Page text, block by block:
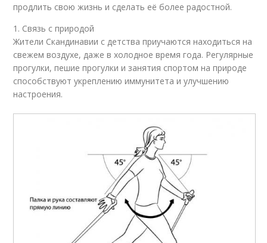
продлить свою жизнь и сделать её более радостной.
1. Связь с природой
Жители Скандинавии с детства приучаются находиться на
свежем воздухе, даже в холодное время года. Регулярные
прогулки, пешие прогулки и занятия спортом на природе
способствуют укреплению иммунитета и улучшению
настроения.